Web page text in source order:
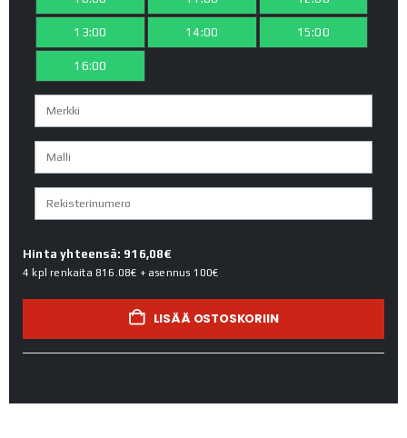
13:00 14:00 15:00
16:00
Hinta yhteensä: 916,08€
4 kpl renkaita 816.08€ + asennus 100€
LISÄÄ OSTOSKORIIN